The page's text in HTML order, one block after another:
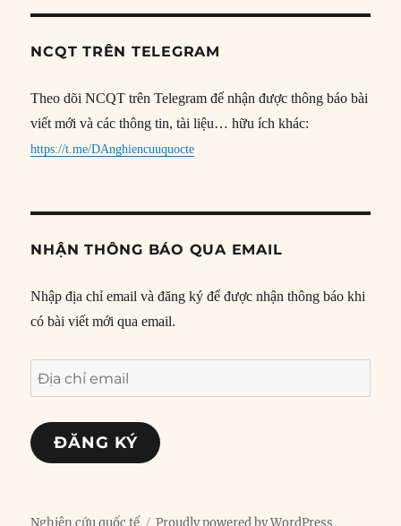
NCQT TRÊN TELEGRAM
Theo dõi NCQT trên Telegram để nhận được thông báo bài
viết mới và các thông tin, tài liệu… hữu ích khác:
https://t.me/DAnghiencuuquocte
NHẬN THÔNG BÁO QUA EMAIL
Nhập địa chỉ email và đăng ký để được nhận thông báo khi
có bài viết mới qua email.
Địa
chỉ
email
ĐĂNG KÝ
Nghiên cứu quốc tế Proudly powered by WordPress